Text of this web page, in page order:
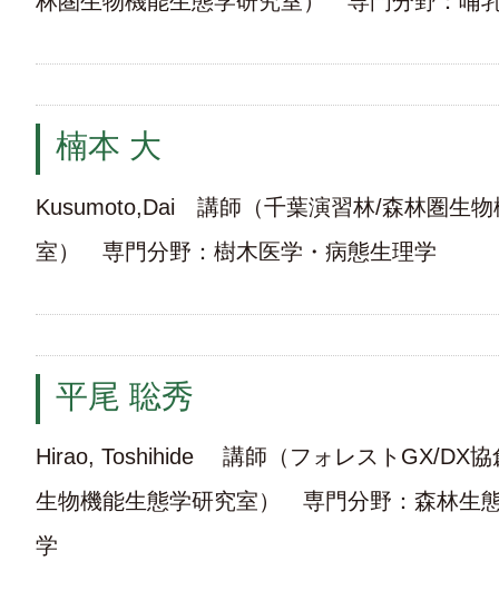
楠本 大
Kusumoto,Dai 講師（千葉演習林/森林圏生物
室） 専門分野：樹木医学・病態生理学
平尾 聡秀
Hirao, Toshihide 講師（フォレストGX/DX協
生物機能生態学研究室） 専門分野：森林生
学